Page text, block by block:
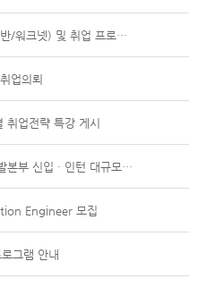
2021년 10월 계열별 채용정보(추천/일반/워크넷) 및 취업 프로그램 안내
업의뢰
취업전략 특강 게시
[현대자동차] 2021 현대자동차 연구개발본부 신입 · 인턴 대규모 채용(~4.12)
Engineer 모집
그램 안내